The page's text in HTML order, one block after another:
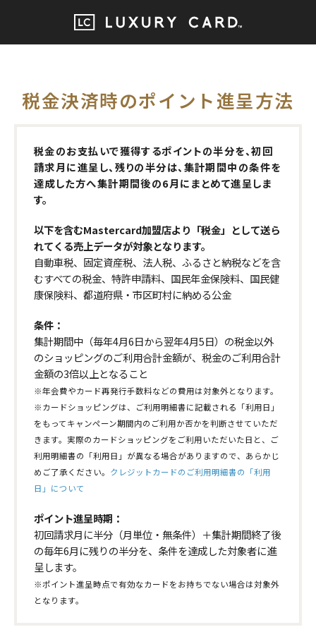
税金決済時のポイント進呈方法
税金のお支払いで獲得するポイントの半分を、初回
請求月に進呈し、残りの半分は、集計期間中の条件を
達成した方へ集計期間後の6月にまとめて進呈しま
す。
以下を含むMastercard加盟店より「税金」として送ら
れてくる売上データが対象となります。
自動車税、固定資産税、法人税、ふるさと納税などを含
むすべての税金、特許申請料、国民年金保険料、国民健
康保険料、都道府県・市区町村に納める公金
条件：
集計期間中（毎年4月6日から翌年4月5日）の税金以外
のショッピングのご利用合計金額が、税金のご利用合計
金額の3倍以上となること
※年会費やカード再発行手数料などの費用は対象外となります。
※カードショッピングは、ご利用明細書に記載される「利用日」
をもってキャンペーン期間内のご利用か否かを判断させていただ
きます。実際のカードショッピングをご利用いただいた日と、ご
利用明細書の「利用日」が異なる場合がありますので、あらかじ
めご了承ください。 クレジットカードのご利用明細書の「利用
日」について
ポイント進呈時期：
初回請求月に半分（月単位・無条件）＋集計期間終了後
の毎年6月に残りの半分を、条件を達成した対象者に進
呈します。
※ポイント進呈時点で有効なカードをお持ちでない場合は対象外
となります。